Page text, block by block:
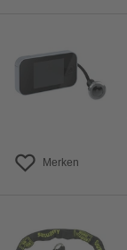
Merken